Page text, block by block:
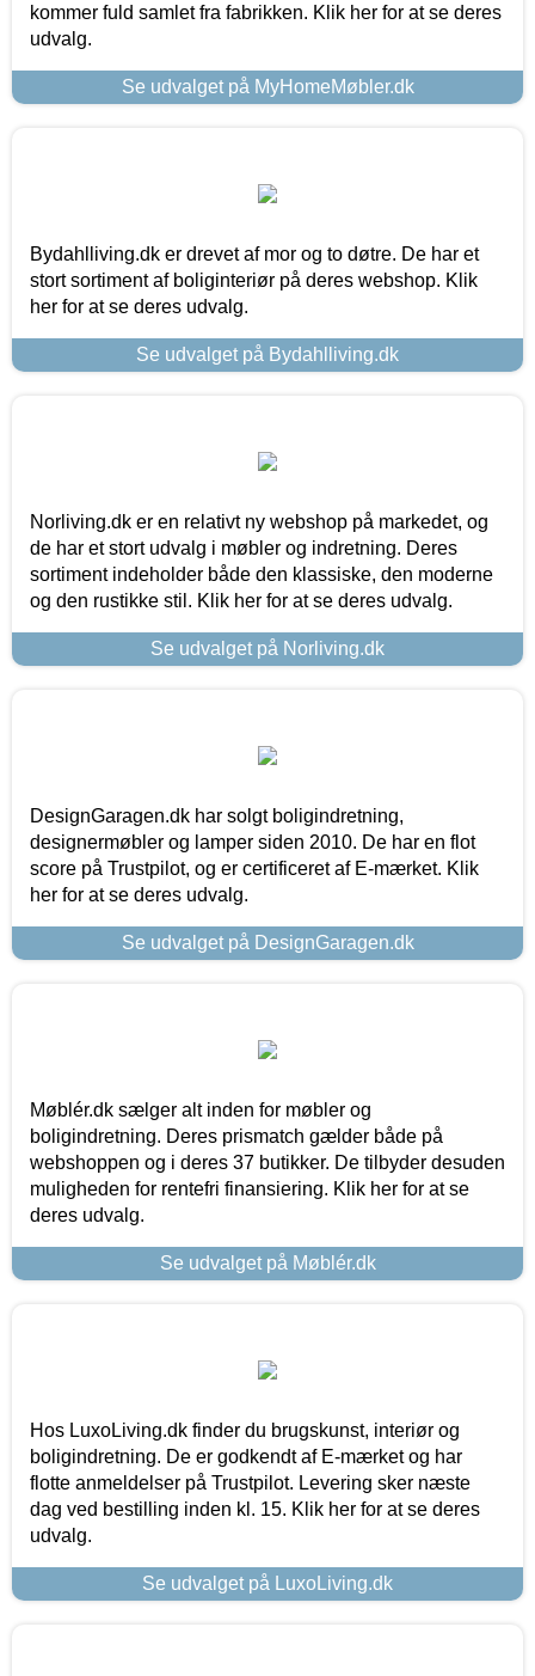
kommer fuld samlet fra fabrikken. Klik her for at se deres
udvalg.
Se udvalget på MyHomeMøbler.dk
Bydahlliving.dk er drevet af mor og to døtre. De har et
stort sortiment af boliginteriør på deres webshop. Klik
her for at se deres udvalg.
Se udvalget på Bydahlliving.dk
Norliving.dk er en relativt ny webshop på markedet, og
de har et stort udvalg i møbler og indretning. Deres
sortiment indeholder både den klassiske, den moderne
og den rustikke stil. Klik her for at se deres udvalg.
Se udvalget på Norliving.dk
DesignGaragen.dk har solgt boligindretning,
designermøbler og lamper siden 2010. De har en flot
score på Trustpilot, og er certificeret af E-mærket. Klik
her for at se deres udvalg.
Se udvalget på DesignGaragen.dk
Møblér.dk sælger alt inden for møbler og
boligindretning. Deres prismatch gælder både på
webshoppen og i deres 37 butikker. De tilbyder desuden
muligheden for rentefri finansiering. Klik her for at se
deres udvalg.
Se udvalget på Møblér.dk
Hos LuxoLiving.dk finder du brugskunst, interiør og
boligindretning. De er godkendt af E-mærket og har
flotte anmeldelser på Trustpilot. Levering sker næste
dag ved bestilling inden kl. 15. Klik her for at se deres
udvalg.
Se udvalget på LuxoLiving.dk